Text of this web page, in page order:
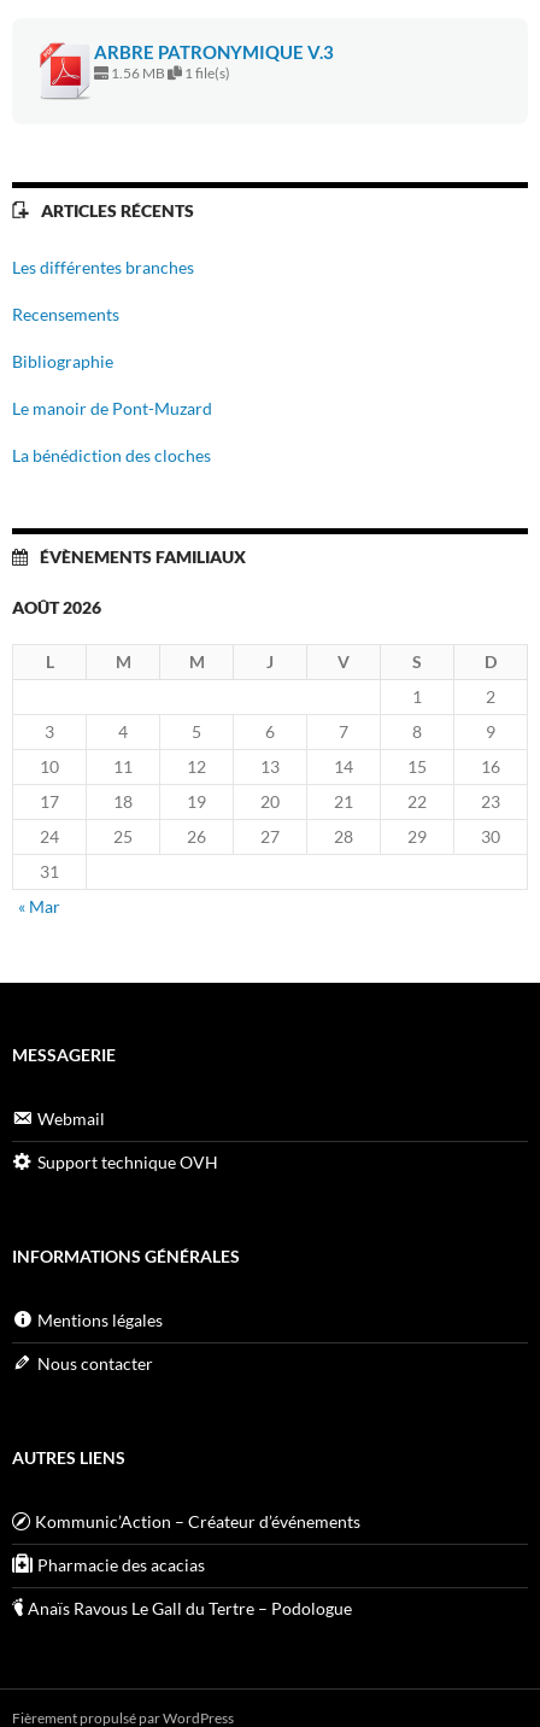
ARBRE PATRONYMIQUE V.3
1.56 MB 1 file(s)
ARTICLES RÉCENTS
Les différentes branches
Recensements
Bibliographie
Le manoir de Pont-Muzard
La bénédiction des cloches
ÉVÈNEMENTS FAMILIAUX
AOÛT 2026
L M M J V S
D
1
2
3
4 5 6 7 8
9
10
11 12 13 14 15
16
17
18 19 20 21 22
23
24
25 26 27 28 29
30
31
« Mar
MESSAGERIE
Webmail
Support technique OVH
INFORMATIONS GÉNÉRALES
Mentions légales
Nous contacter
AUTRES LIENS
Kommunic’Action – Créateur d’événements
Pharmacie des acacias
Anaïs Ravous Le Gall du Tertre – Podologue
Fièrement propulsé par WordPress